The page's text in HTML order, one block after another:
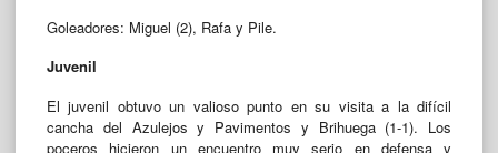
Goleadores: Miguel (2), Rafa y Pile.
Juvenil
El juvenil obtuvo un valioso punto en su visita a la difícil
cancha del Azulejos y Pavimentos y Brihuega (1-1). Los
poceros hicieron un encuentro muy serio en defensa y